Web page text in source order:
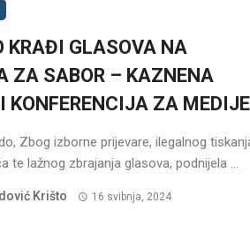
KRAĐI GLASOVA NA
ZA SABOR – KAZNENA
KONFERENCIJA ZA
Zbog izborne prijevare, ilegalnog
te lažnog zbrajanja glasova, podnijela ...
Krišto 16 svibnja, 2024